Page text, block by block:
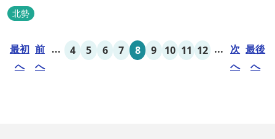
が楽しめます。屋根付きの炭火焼ハウスがありますので、雨や風の
日も快適にバーベキューをお楽しみいただけます。日帰り利用、団
ィールドもございま...
北勢
最初
へ
前
へ
... 4 5 6 7 8 9 10 11 12 ... 次
へ
最後
へ